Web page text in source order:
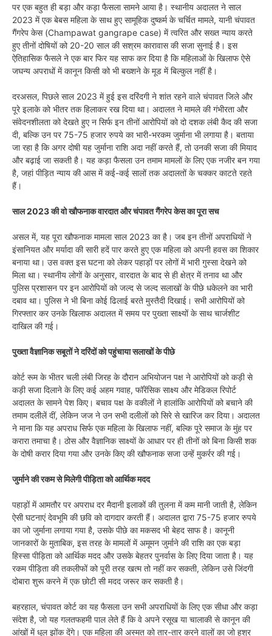
पर एक बहुत ही बड़ा और कड़ा फैसला सामने आया है। स्थानीय अदालत ने साल
2023 में एक बेबस महिला के साथ हुए सामूहिक दुष्कर्म के चर्चित मामले, यानी चंपावत
गैंगरेप केस (Champawat gangrape case) में त्वरित और सख्त न्याय करते
हुए तीनों दोषियों को 20-20 साल की सश्रम कारावास की सजा सुनाई है। इस
ऐतिहासिक फैसले ने एक बार फिर यह साफ कर दिया है कि महिलाओं के खिलाफ ऐसे
जघन्य अपराधों में कानून किसी को भी बख्शने के मूड में बिल्कुल नहीं है।
दरअसल, पिछले साल 2023 में हुई इस दरिंदगी ने शांत रहने वाले चंपावत जिले और
पूरे इलाके को भीतर तक हिलाकर रख दिया था। अदालत ने मामले की गंभीरता और
संवेदनशीलता को देखते हुए न सिर्फ इन तीनों आरोपियों को दो दशक लंबी कैद की सजा
दी, बल्कि उन पर 75-75 हजार रुपये का भारी-भरकम जुर्माना भी लगाया है। बताया
जा रहा है कि अगर दोषी यह जुर्माना राशि अदा नहीं करते हैं, तो उनकी सजा की मियाद
और बढ़ाई जा सकती है। यह कड़ा फैसला उन तमाम मामलों के लिए एक नजीर बन गया
है, जहां पीड़ित न्याय की आस में कई-कई सालों तक अदालतों के चक्कर काटते रहते
हैं।
साल 2023 की वो खौफनाक वारदात और चंपावत गैंगरेप केस का पूरा सच
असल में, यह पूरा खौफनाक मामला साल 2023 का है। जब इन तीनों अपराधियों ने
इंसानियत और मर्यादा की सारी हदें पार करते हुए एक महिला को अपनी हवस का शिकार
बनाया था। उस वक्त इस घटना को लेकर पहाड़ों पर लोगों में भारी गुस्सा देखने को
मिला था। स्थानीय लोगों के अनुसार, वारदात के बाद से ही क्षेत्र में तनाव था और
पुलिस प्रशासन पर इन आरोपियों को जल्द से जल्द सलाखों के पीछे धकेलने का भारी
दबाव था। पुलिस ने भी बिना कोई ढिलाई बरते मुस्तैदी दिखाई। सभी आरोपियों को
गिरफ्तार कर उनके खिलाफ अदालत में समय पर पुख्ता साक्ष्यों के साथ चार्जशीट
दाखिल की गई।
पुख्ता वैज्ञानिक सबूतों ने दरिंदों को पहुंचाया सलाखों के पीछे
कोर्ट रूम के भीतर चली लंबी जिरह के दौरान अभियोजन पक्ष ने आरोपियों को कड़ी से
कड़ी सजा दिलाने के लिए कई अहम गवाह, फॉरेंसिक साक्ष्य और मेडिकल रिपोर्ट
अदालत के सामने पेश किए। बचाव पक्ष के वकीलों ने हालांकि आरोपियों को बचाने की
तमाम दलीलें दीं, लेकिन जज ने उन सभी दलीलों को सिरे से खारिज कर दिया। अदालत
ने माना कि यह अपराध सिर्फ एक महिला के खिलाफ नहीं, बल्कि पूरे समाज के मुंह पर
करारा तमाचा है। ठोस और वैज्ञानिक साक्ष्यों के आधार पर ही तीनों को बिना किसी शक
के दोषी करार दिया गया और उनके किए की खौफनाक सजा उन्हें मुकर्रर की गई।
जुर्माने की रकम से मिलेगी पीड़िता को आर्थिक मदद
पहाड़ों में आमतौर पर अपराध दर मैदानी इलाकों की तुलना में कम मानी जाती है, लेकिन
ऐसी घटनाएं देवभूमि की छवि को दागदार करती हैं। अदालत द्वारा 75-75 हजार रुपये
का जो जुर्माना लगाया गया है, उसके पीछे का मकसद भी बेहद साफ है। कानूनी
जानकारों के मुताबिक, इस तरह के मामलों में अमूमन जुर्माने की राशि का एक बड़ा
हिस्सा पीड़िता को आर्थिक मदद और उसके बेहतर पुनर्वास के लिए दिया जाता है। यह
रकम पीड़िता की तकलीफों को पूरी तरह खत्म तो नहीं कर सकती, लेकिन उसे जिंदगी
दोबारा शुरू करने में एक छोटी सी मदद जरूर कर सकती है।
बहरहाल, चंपावत कोर्ट का यह फैसला उन सभी अपराधियों के लिए एक सीधा और कड़ा
संदेश है, जो यह गलतफहमी पाल लेते हैं कि वे अपने रसूख या चालाकी से कानून की
आंखों में धूल झोंक देंगे। एक महिला की अस्मत को तार-तार करने वालों का जो हश्र